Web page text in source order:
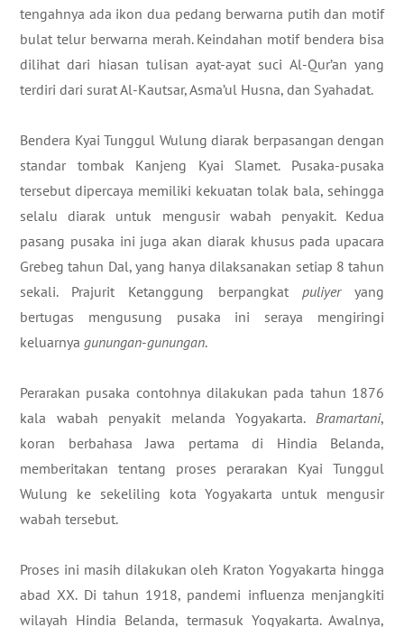
tengahnya ada ikon dua pedang berwarna putih dan motif
bulat telur berwarna merah. Keindahan motif bendera bisa
dilihat dari hiasan tulisan ayat-ayat suci Al-Qur’an yang
terdiri dari surat Al-Kautsar, Asma’ul Husna, dan Syahadat.
Bendera Kyai Tunggul Wulung diarak berpasangan dengan
standar tombak Kanjeng Kyai Slamet. Pusaka-pusaka
tersebut dipercaya memiliki kekuatan tolak bala, sehingga
selalu diarak untuk mengusir wabah penyakit. Kedua
pasang pusaka ini juga akan diarak khusus pada upacara
Grebeg tahun Dal, yang hanya dilaksanakan setiap 8 tahun
sekali. Prajurit Ketanggung berpangkat puliyeryang
bertugas mengusung pusaka ini seraya mengiringi
keluarnya gunungan-gunungan.
Perarakan pusaka contohnya dilakukan pada tahun 1876
kala wabah penyakit melanda Yogyakarta. Bramartani,
koran berbahasa Jawa pertama di Hindia Belanda,
memberitakan tentang proses perarakan Kyai Tunggul
Wulung ke sekeliling kota Yogyakarta untuk mengusir
wabah tersebut.
Proses ini masih dilakukan oleh Kraton Yogyakarta hingga
abad XX. Di tahun 1918, pandemi influenza menjangkiti
wilayah Hindia Belanda, termasuk Yogyakarta. Awalnya,